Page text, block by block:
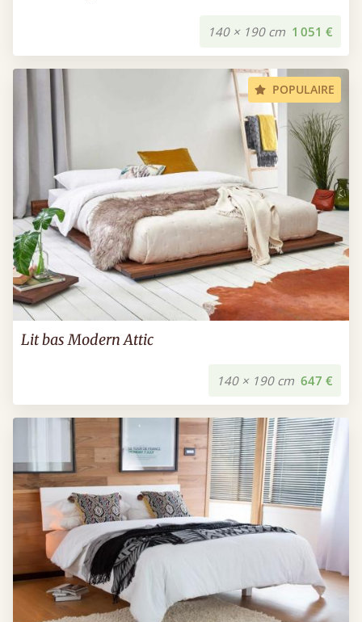
140 × 190 cm 1 051 €
POPULAIRE
Lit bas Modern Attic
140 × 190 cm 647 €